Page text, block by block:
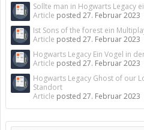
Sollte man in Hogwarts Legacy
Article posted 27. Februar 2023
Ist Sons of the forest ein
Article posted 27. Februar 2023
Hogwarts Legacy Ein Vogel in
Article posted 27. Februar 2023
Hogwarts Legacy Ghost of our
Standort
Article posted 27. Februar 2023